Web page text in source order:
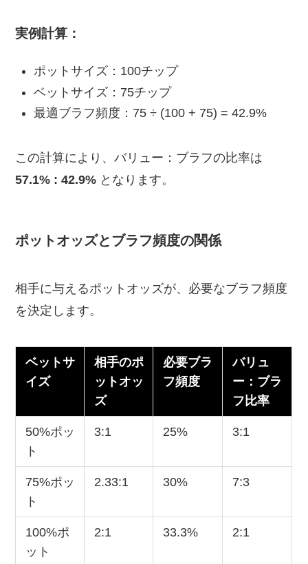
実例計算：
ポットサイズ：100チップ
ベットサイズ：75チップ
最適ブラフ頻度：75 ÷ (100 + 75) = 42.9%
この計算により、バリュー：ブラフの比率は
57.1% : 42.9% となります。
ポットオッズとブラフ頻度の関係
相手に与えるポットオッズが、必要なブラフ頻度
を決定します。
ベットサ
イズ
相手のポ
ットオッ
ズ
必要ブラ
フ頻度
バリュ
ー：ブラ
フ比率
50%ポッ
ト
3:1 25% 3:1
75%ポッ
ト
2.33:1 30% 7:3
100%ポ
ット
2:1 33.3% 2:1